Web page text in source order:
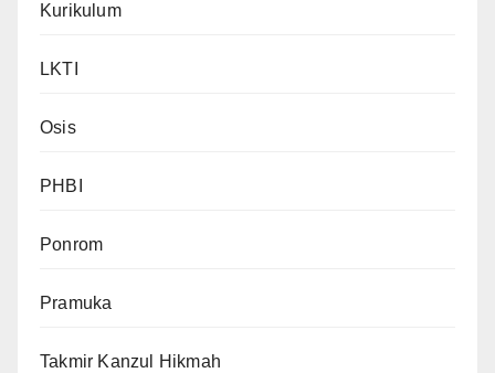
Kurikulum
LKTI
Osis
PHBI
Ponrom
Pramuka
Takmir Kanzul Hikmah